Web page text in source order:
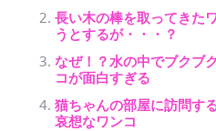
長い木の棒を取ってきた
うとするが・・・？
なぜ！？水の中でブクブ
コが面白すぎる
猫ちゃんの部屋に訪問す
哀想なワンコ